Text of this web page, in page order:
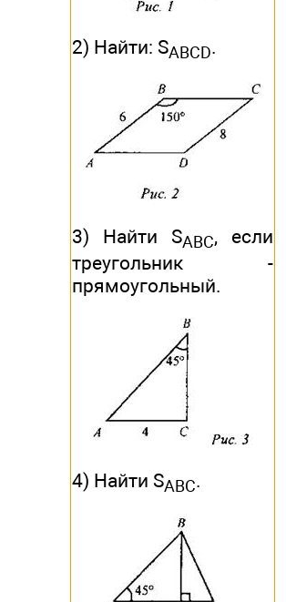
2) Найти: SABCD.
3) Найти SABC, если
треугольник -
прямоугольный.
4) Найти SABC.